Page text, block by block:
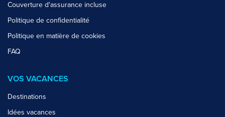
Couverture d'assurance incluse
Politique de confidentialité
Politique en matière de cookies
FAQ
VOS VACANCES
Destinations
Idées vacances